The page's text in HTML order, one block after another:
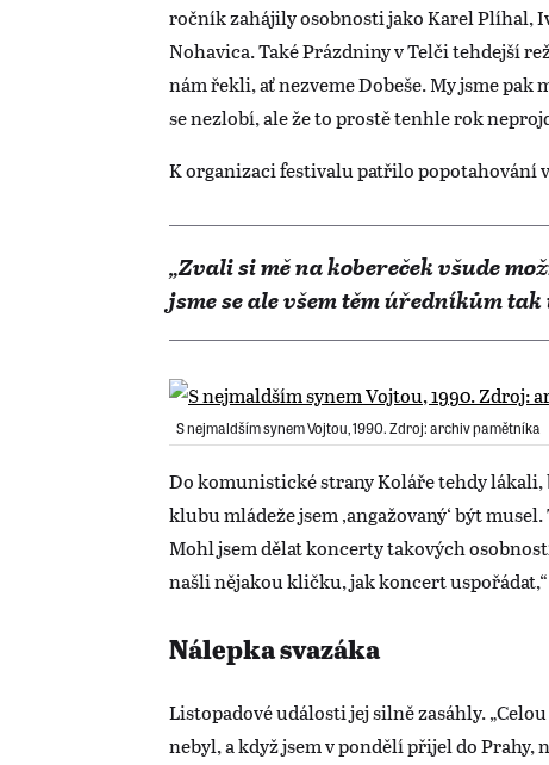
ročník zahájily osobnosti jako Karel Plíhal,
Nohavica. Také Prázdniny v Telči tehdejší
nám řekli, ať nezveme Dobeše. My jsme
se nezlobí, ale že to prostě tenhle rok
K organizaci festivalu patřilo
„Zvali si mě na kobereček všude
jsme se ale všem těm úředníkům
S nejmaldším synem Vojtou, 1990. Zdroj: archiv pamětníka
Do komunistické strany Koláře tehdy lákali,
klubu mládeže jsem ‚angažovaný‘ být
Mohl jsem dělat koncerty takových
našli nějakou kličku, jak koncert
Nálepka svazáka
Listopadové události jej silně zasáhly.
nebyl, a když jsem v pondělí přijel do Prahy,